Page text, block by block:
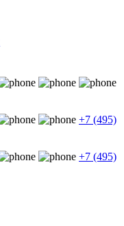
+7 (495)
+7 (495)